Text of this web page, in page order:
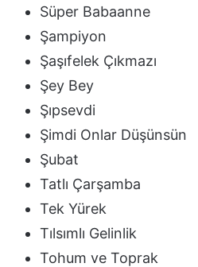
Süper Babaanne
Şampiyon
Şaşıfelek Çıkmazı
Şey Bey
Şıpsevdi
Şimdi Onlar Düşünsün
Şubat
Tatlı Çarşamba
Tek Yürek
Tılsımlı Gelinlik
Tohum ve Toprak